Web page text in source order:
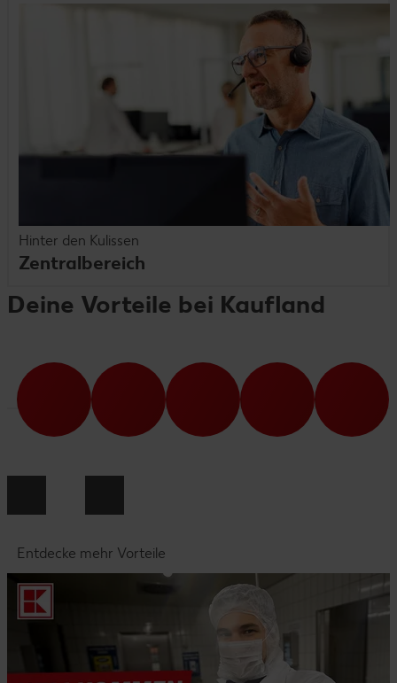
Hinter den Kulissen
Zentralbereich
Deine Vorteile bei Kaufland
Entdecke mehr Vorteile